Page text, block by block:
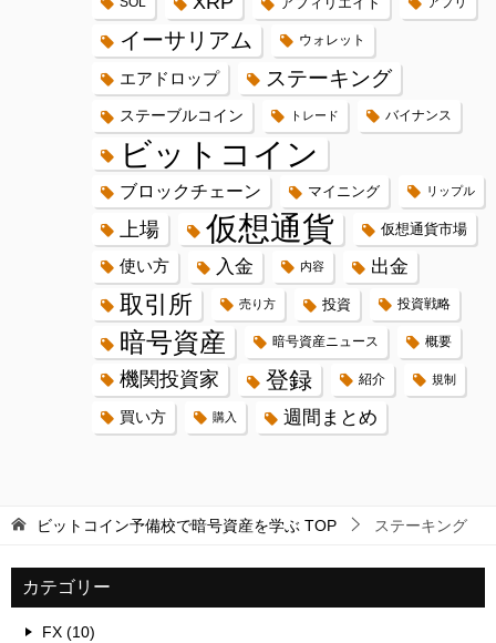
イーサリアム ウォレット
エアドロップ ステーキング
ステーブルコイン トレード バイナンス
ビットコイン
ブロックチェーン マイニング リップル
上場 仮想通貨 仮想通貨市場
使い方 入金 内容 出金
取引所 売り方 投資 投資戦略
暗号資産 暗号資産ニュース 概要
機関投資家 登録 紹介 規制
買い方 購入 週間まとめ
ビットコイン予備校で暗号資産を学ぶ TOP ステーキング
カテゴリー
FX (10)